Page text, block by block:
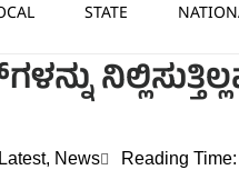
STATE
Latest, News Reading Time: